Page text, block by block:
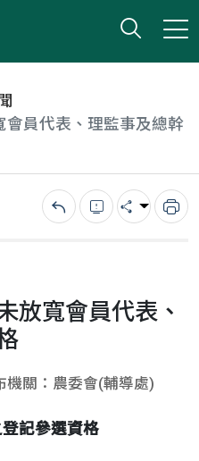
打開
小版
會員代表、理監事及總幹
回上一頁錯誤回報
分享 列
放寬會員代表、
機關：農委會(輔導處)
記參選資格